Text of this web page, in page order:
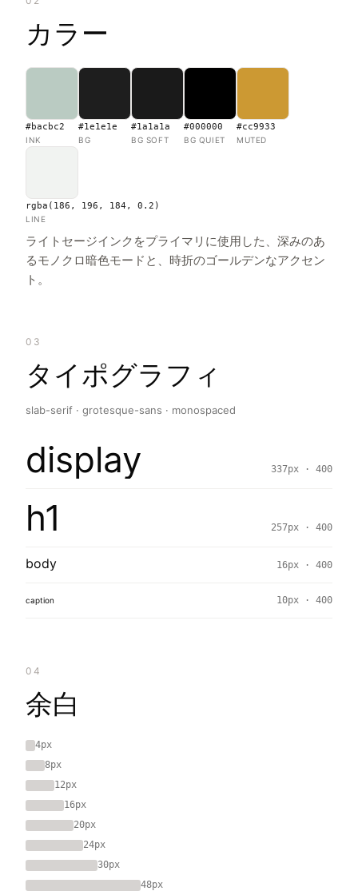
カラー
#bacbc2
INK
#1e1e1e
BG
#1a1a1a
BG SOFT
#000000
BG QUIET
#cc9933
MUTED
rgba(186, 196, 184, 0.2)
LINE
ライトセージインクをプライマリに使用した、深みのあ
るモノクロ暗色モードと、時折のゴールデンなアクセン
ト。
03
タイポグラフィ
slab-serif · grotesque-sans · monospaced
display 337px · 400
h1 257px · 400
body 16px · 400
caption 10px · 400
04
余白
4px
8px
12px
16px
20px
24px
30px
48px